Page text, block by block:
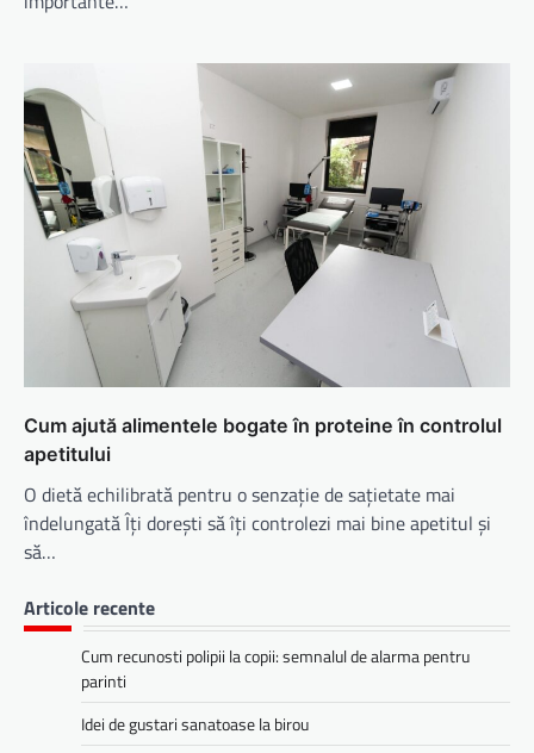
Cum ajută alimentele bogate în proteine în controlul
apetitului
O dietă echilibrată pentru o senzație de sațietate mai
îndelungată Îți dorești să îți controlezi mai bine apetitul și
să…
Articole recente
Cum recunosti polipii la copii: semnalul de alarma pentru
parinti
Idei de gustari sanatoase la birou